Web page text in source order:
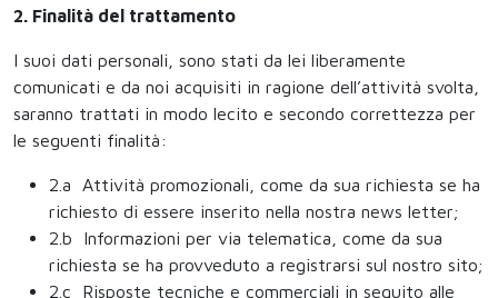
2. Finalità del trattamento
I suoi dati personali, sono stati da lei liberamente
comunicati e da noi acquisiti in ragione dell’attività svolta,
saranno trattati in modo lecito e secondo correttezza per
le seguenti finalità:
2.a Attività promozionali, come da sua richiesta se ha
richiesto di essere inserito nella nostra news letter;
2.b Informazioni per via telematica, come da sua
richiesta se ha provveduto a registrarsi sul nostro sito;
2.c Risposte tecniche e commerciali in seguito alle